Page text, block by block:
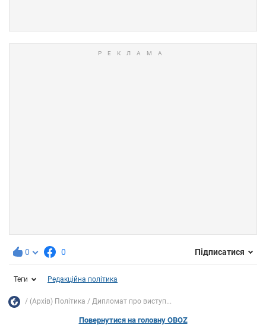
0 0 Підписатися
Теги Редакційна політика
(Архів) Політика Дипломат про виступ...
Повернутися на головну OBOZ